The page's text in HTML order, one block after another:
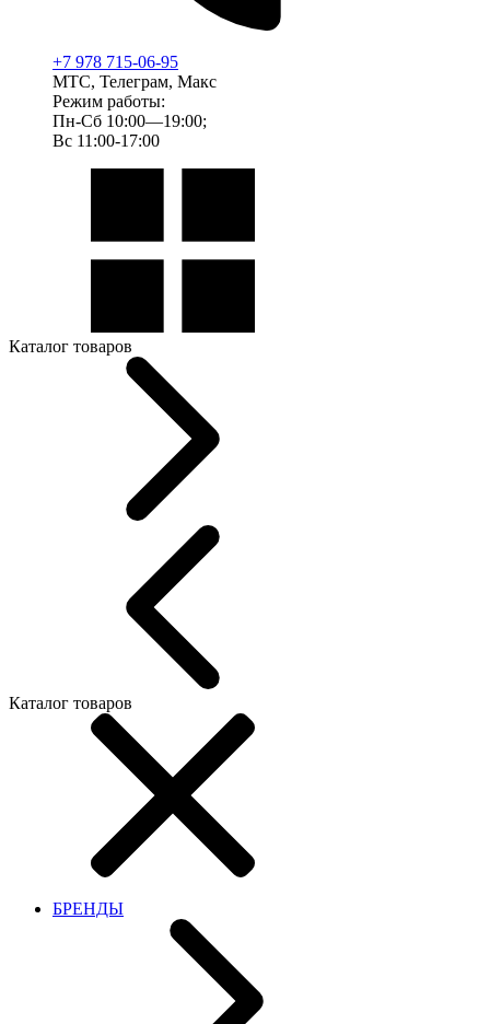
+7 978 715-06-95
МТС, Телеграм, Макс
Режим работы:
Пн-Сб 10:00—19:00;
Вс 11:00-17:00
Каталог товаров
Каталог товаров
БРЕНДЫ